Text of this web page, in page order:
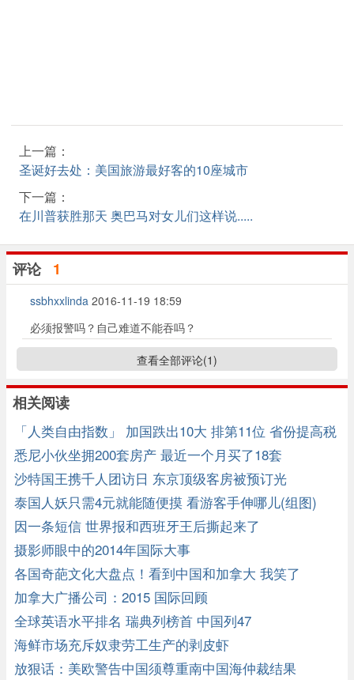
上一篇：
圣诞好去处：美国旅游最好客的10座城市
下一篇：
在川普获胜那天 奥巴马对女儿们这样说.....
评论 1
ssbhxxlinda 2016-11-19 18:59
必须报警吗？自己难道不能吞吗？
查看全部评论(1)
相关阅读
「人类自由指数」 加国跌出10大 排第11位 省份提高税
收拖累
悉尼小伙坐拥200套房产 最近一个月买了18套
沙特国王携千人团访日 东京顶级客房被预订光
泰国人妖只需4元就能随便摸 看游客手伸哪儿(组图)
因一条短信 世界报和西班牙王后撕起来了
摄影师眼中的2014年国际大事
各国奇葩文化大盘点！看到中国和加拿大 我笑了
加拿大广播公司：2015 国际回顾
全球英语水平排名 瑞典列榜首 中国列47
海鲜市场充斥奴隶劳工生产的剥皮虾
放狠话：美欧警告中国须尊重南中国海仲裁结果